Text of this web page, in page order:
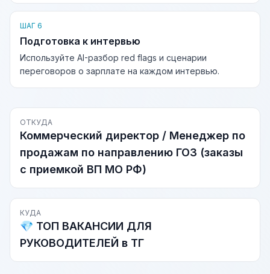
ШАГ 6
Подготовка к интервью
Используйте AI-разбор red flags и сценарии
переговоров о зарплате на каждом интервью.
ОТКУДА
Коммерческий директор / Менеджер по
продажам по направлению ГОЗ (заказы
с приемкой ВП МО РФ)
КУДА
💎 ТОП ВАКАНСИИ ДЛЯ
РУКОВОДИТЕЛЕЙ в ТГ